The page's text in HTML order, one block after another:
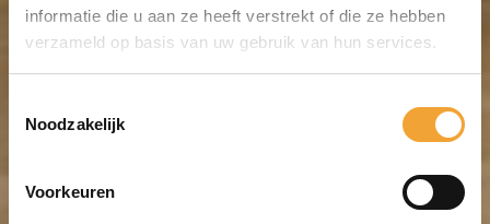
informatie die u aan ze heeft verstrekt of die ze hebben
verzameld op basis van uw gebruik van hun services.
Noodzakelijk
Voorkeuren